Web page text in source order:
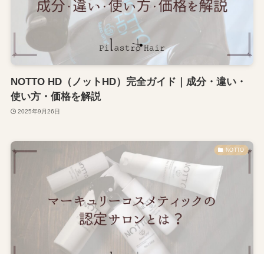
NOTTO HD（ノットHD）完全ガイド｜成分・違い・
使い方・価格を解説
2025年9月26日
NOTTO